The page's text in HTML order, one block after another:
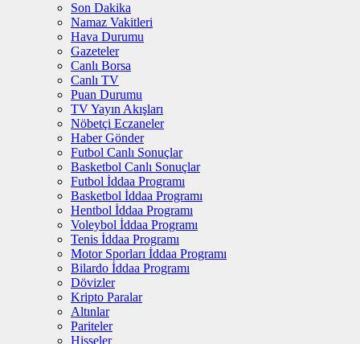
Son Dakika
Namaz Vakitleri
Hava Durumu
Gazeteler
Canlı Borsa
Canlı TV
Puan Durumu
TV Yayın Akışları
Nöbetçi Eczaneler
Haber Gönder
Futbol Canlı Sonuçlar
Basketbol Canlı Sonuçlar
Futbol İddaa Programı
Basketbol İddaa Programı
Hentbol İddaa Programı
Voleybol İddaa Programı
Tenis İddaa Programı
Motor Sporları İddaa Programı
Bilardo İddaa Programı
Dövizler
Kripto Paralar
Altınlar
Pariteler
Hisseler